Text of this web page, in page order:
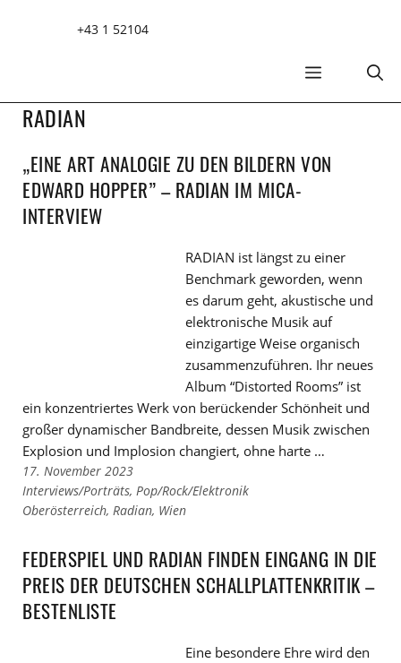
+43 1 52104
MENÜ
RADIAN
„EINE ART ANALOGIE ZU DEN BILDERN VON
EDWARD HOPPER” – RADIAN IM MICA-
INTERVIEW
RADIAN ist längst zu einer
Benchmark geworden, wenn
es darum geht, akustische und
elektronische Musik auf
einzigartige Weise organisch
zusammenzuführen. Ihr neues
Album “Distorted Rooms” ist
ein konzentriertes Werk von berückender Schönheit und
großer dynamischer Bandbreite, dessen Musik zwischen
Explosion und Implosion changiert, ohne harte …
17. November 2023
Links
zu
Kategorien
Interviews/Porträts, Pop/Rock/Elektronik
Links
den
Tags
Oberösterreich, Radian, Wien
FEDERSPIEL UND RADIAN FINDEN EINGANG IN DIE
PREIS DER DEUTSCHEN SCHALLPLATTENKRITIK –
BESTENLISTE
Eine besondere Ehre wird den